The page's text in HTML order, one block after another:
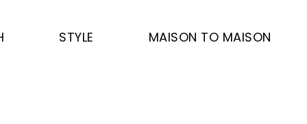
STYLE MAISON TO MAISON